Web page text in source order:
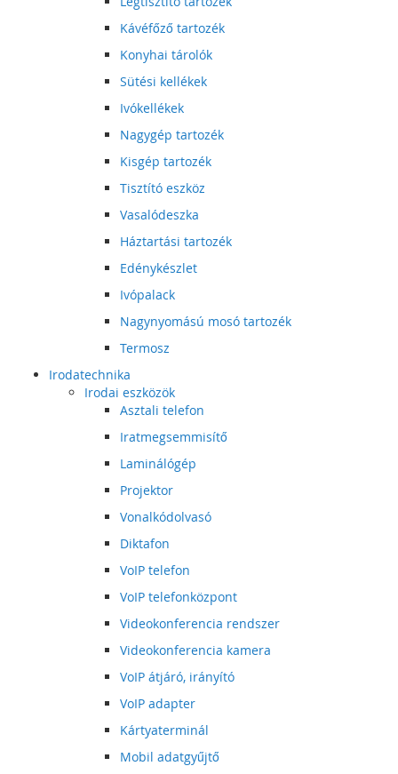
Kávéfőző tartozék
Konyhai tárolók
Sütési kellékek
Ivókellékek
Nagygép tartozék
Kisgép tartozék
Tisztító eszköz
Vasalódeszka
Háztartási tartozék
Edénykészlet
Ivópalack
Nagynyomású mosó tartozék
Termosz
Irodatechnika
Irodai eszközök
Asztali telefon
Iratmegsemmisítő
Laminálógép
Projektor
Vonalkódolvasó
Diktafon
VoIP telefon
VoIP telefonközpont
Videokonferencia rendszer
Videokonferencia kamera
VoIP átjáró, irányító
VoIP adapter
Kártyaterminál
Mobil adatgyűjtő